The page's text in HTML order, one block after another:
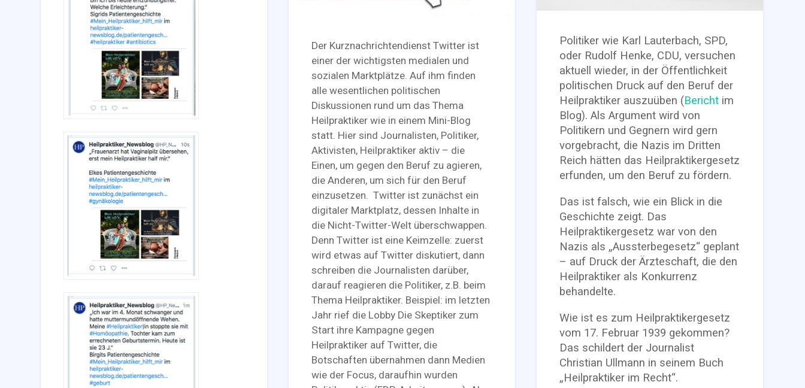
Der Kurznachrichtendienst Twitter ist
einer der wichtigsten medialen und
sozialen Marktplätze. Auf ihm finden
alle wesentlichen politischen
Diskussionen rund um das Thema
Heilpraktiker wie in einem Mini-Blog
statt. Hier sind Journalisten, Politiker,
Aktivisten, Heilpraktiker aktiv – die
Einen, um gegen den Beruf zu agieren,
die Anderen, um sich für den Beruf
einzusetzen. Twitter ist zunächst ein
digitaler Marktplatz, dessen Inhalte in
die Nicht-Twitter-Welt überschwappen.
Denn Twitter ist eine Keimzelle: zuerst
wird etwas auf Twitter diskutiert, dann
schreiben die Journalisten darüber,
darauf reagieren die Politiker, z.B. beim
Thema Heilpraktiker. Beispiel: im letzten
Jahr rief die Lobby Die Skeptiker zum
Start ihre Kampagne gegen
Heilpraktiker auf Twitter, die
Botschaften übernahmen dann Medien
wie der Focus, daraufhin wurden
Politiker wie Karl Lauterbach, SPD,
oder Rudolf Henke, CDU, versuchen
aktuell wieder, in der Öffentlichkeit
politischen Druck auf den Beruf der
Heilpraktiker auszuüben (Bericht im
Blog). Als Argument wird von
Politikern und Gegnern wird gern
vorgebracht, die Nazis im Dritten
Reich hätten das Heilpraktikergesetz
erfunden, um den Beruf zu fördern.
Das ist falsch, wie ein Blick in die
Geschichte zeigt. Das
Heilpraktikergesetz war von den
Nazis als „Aussterbegesetz“ geplant
– auf Druck der Ärzteschaft, die den
Heilpraktiker als Konkurrenz
behandelte.
Wie ist es zum Heilpraktikergesetz
vom 17. Februar 1939 gekommen?
Das schildert der Journalist
Christian Ullmann in seinem Buch
„Heilpraktiker im Recht“.